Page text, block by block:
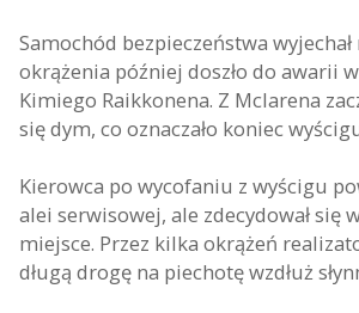
Samochód bezpieczeństwa
okrążenia później doszło do awarii
Kimiego Raikkonena. Z Mclarena
się dym, co oznaczało koniec
Kierowca po wycofaniu z wyścigu
alei serwisowej, ale zdecydował się
miejsce. Przez kilka okrążeń
długą drogę na piechotę wzdłuż